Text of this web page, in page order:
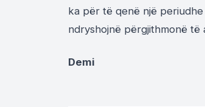
ka për të qenë një
ndryshojnë përgjithmonë të
Demi